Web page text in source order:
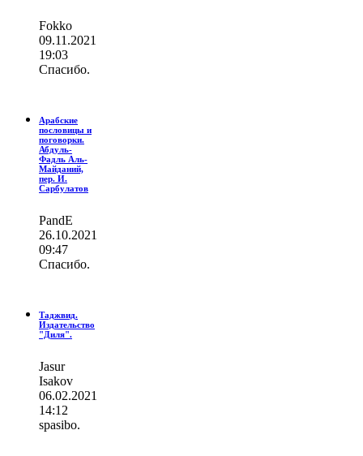
Fokko
09.11.2021
19:03
Спасибо.
Арабские
пословицы и
поговорки.
Абдуль-
Фадль Аль-
Майданий,
пер. И.
Сарбулатов
PandE
26.10.2021
09:47
Спасибо.
Таджвид.
Издательство
"Диля".
Jasur
Isakov
06.02.2021
14:12
spasibo.